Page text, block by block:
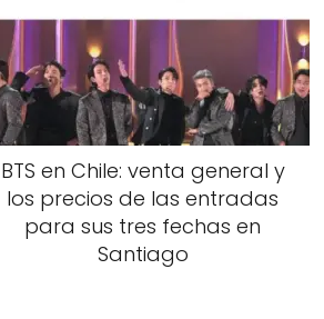
BTS en Chile: venta general y
los precios de las entradas
para sus tres fechas en
Santiago